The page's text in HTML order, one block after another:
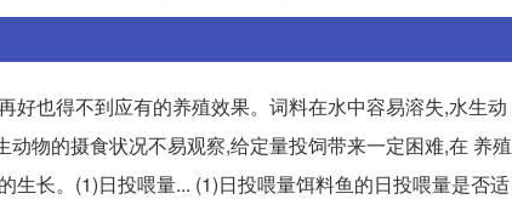
好也得不到应有的养殖效果。词料在水中容易溶失,水生动
物的摄食状况不易观察,给定量投饲带来一定困难,在 养殖
长。(1)日投喂量... (1)日投喂量饵料鱼的日投喂量是否适